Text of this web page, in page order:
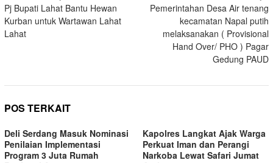
pos
Pj Bupati Lahat Bantu Hewan
Kurban untuk Wartawan Lahat
Lahat
Pemerintahan Desa Air tenang
kecamatan Napal putih
melaksanakan ( Provisional
Hand Over/ PHO ) Pagar
Gedung PAUD
POS TERKAIT
Deli Serdang Masuk Nominasi
Penilaian Implementasi
Program 3 Juta Rumah
Kapolres Langkat Ajak Warga
Perkuat Iman dan Perangi
Narkoba Lewat Safari Jumat